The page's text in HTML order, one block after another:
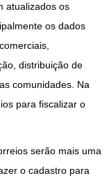
atualizados os
os dados
distribuição de
comunidades. Na
para fiscalizar o
serão mais uma
o cadastro para